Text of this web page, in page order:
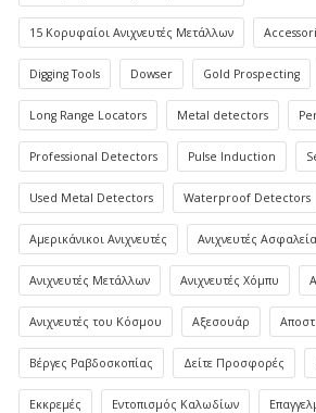
15 Κορυφαίοι Ανιχνευτές Μετάλλων
Digging Tools Dowser Gold Prospecting
Long Range Locators Metal detectors
Professional Detectors Pulse Induction
Used Metal Detectors Waterproof Detectors
Αμερικάνικοι Ανιχνευτές Ανιχνευτές
Ανιχνευτές Μετάλλων Ανιχνευτές Χόμπυ
Ανιχνευτές του Κόσμου Αξεσουάρ
Βέργες Ραβδοσκοπίας Δείτε Προσφορές
Εκκρεμές Εντοπισμός Καλωδίων